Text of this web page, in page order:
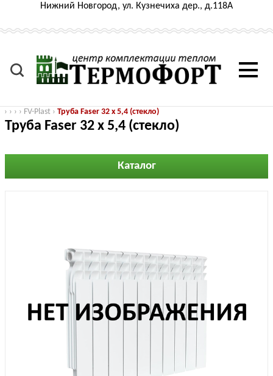
Нижний Новгород, ул. Кузнечиха дер., д.118А
› › › › FV-Plast › Труба Faser 32 x 5,4 (стекло)
Труба Faser 32 x 5,4 (стекло)
Каталог